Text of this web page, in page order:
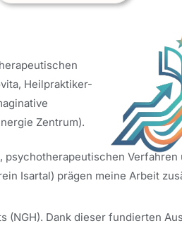
Heilpraktiker-
Zentrum).
Verfahren
Isartal) prägen meine Arbeit
Dank dieser fundierten